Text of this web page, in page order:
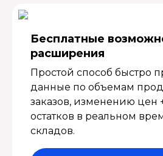
Бесплатные
расширения
Простой способ быстро
данные по объемам
заказов, изменению цен
остатков в реальном
складов.